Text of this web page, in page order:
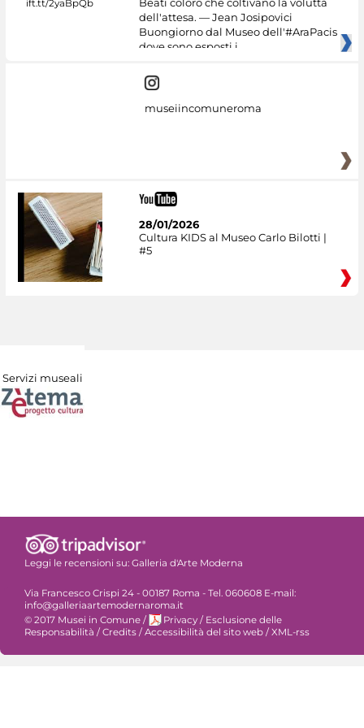
dell'attesa. — Jean Josipovici
Buongiorno dal Museo dell'#AraPacis
dove sono esposti i
museiincomuneroma
28/01/2026
Cultura KIDS al Museo Carlo Bilotti |
#5
Servizi museali
Leggi le recensioni su: Galleria d'Arte Moderna
Via Francesco Crispi 24 - 00187 Roma - Tel. 060608 E-mail:
info@galleriaartemodernaroma.it
© 2017 Musei in Comune / Privacy / Esclusione delle
Responsabilità / Credits / Accessibilità del sito web / XML-rss